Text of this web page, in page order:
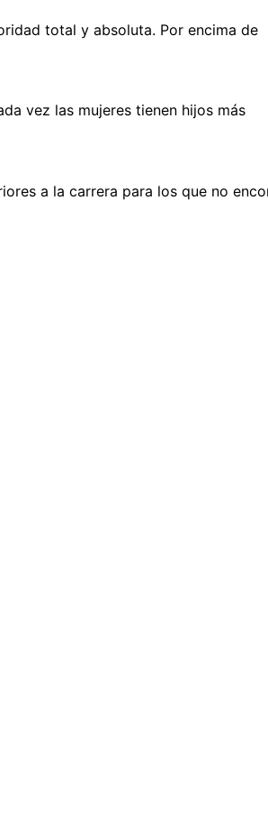
total y absoluta. Por encima de
vez las mujeres tienen hijos más
a la carrera para los que no